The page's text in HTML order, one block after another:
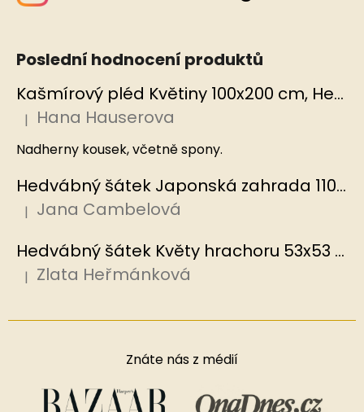
Poslední hodnocení produktů
Kašmírový pléd Květiny 100x200 cm, Hedvábný svět
Hodnocení produktu je 5 z 5 hvězdiček.
| Hana Hauserova
Nadherny kousek, včetně spony.
Hedvábný šátek Japonská zahrada 110x110 cm v dárkovém balení, HEDVÁBNÝ SVĚT
Hodnocení produktu je 5 z 5 hvězdiček.
| Jana Cambelová
Hedvábný šátek Květy hrachoru 53x53 cm v dárkovém balení, HEDVÁBNÝ SVĚT
Hodnocení produktu je 5 z 5 hvězdiček.
| Zlata Heřmánková
Znáte nás z médií